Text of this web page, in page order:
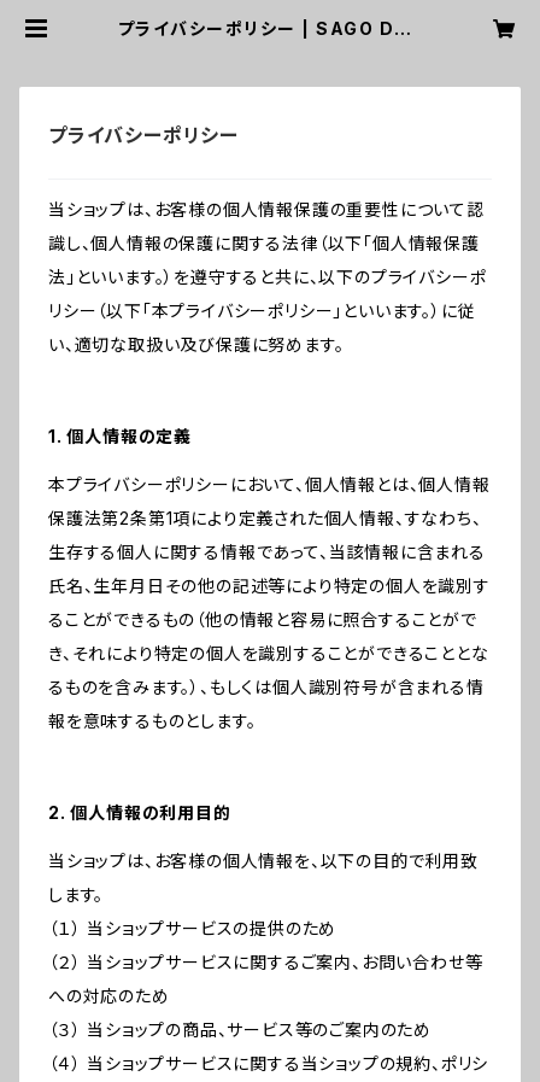
プライバシーポリシー | SAGO DOE
プライバシーポリシー
当ショップは、お客様の個人情報保護の重要性について認
識し、個人情報の保護に関する法律（以下「個人情報保護
法」といいます。）を遵守すると共に、以下のプライバシーポ
リシー（以下「本プライバシーポリシー」といいます。）に従
い、適切な取扱い及び保護に努めます。
1. 個人情報の定義
本プライバシーポリシーにおいて、個人情報とは、個人情報
保護法第2条第1項により定義された個人情報、すなわち、
生存する個人に関する情報であって、当該情報に含まれる
氏名、生年月日その他の記述等により特定の個人を識別す
ることができるもの（他の情報と容易に照合することがで
き、それにより特定の個人を識別することができることとな
るものを含みます。）、もしくは個人識別符号が含まれる情
報を意味するものとします。
2. 個人情報の利用目的
当ショップは、お客様の個人情報を、以下の目的で利用致
します。
（１） 当ショップサービスの提供のため
（２） 当ショップサービスに関するご案内、お問い合わせ等
への対応のため
（３） 当ショップの商品、サービス等のご案内のため
（４） 当ショップサービスに関する当ショップの規約、ポリシ